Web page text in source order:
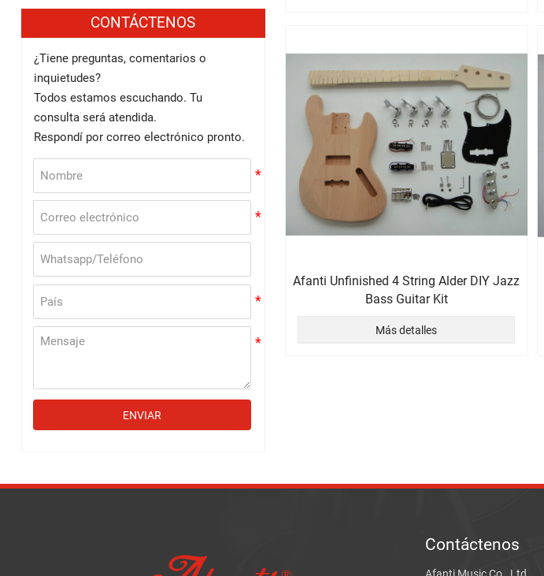
CONTÁCTENOS
¿Tiene preguntas, comentarios o
inquietudes?
Todos estamos escuchando. Tu
consulta será atendida.
Respondí por correo electrónico pronto.
ENVIAR
Afanti Unfinished 4 String Alder DIY Jazz
Bass Guitar Kit
Más detalles
Contáctenos